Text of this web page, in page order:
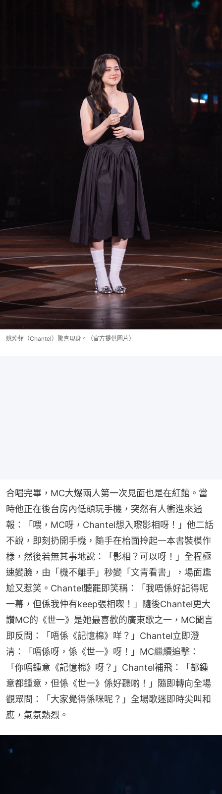
姚焯菲（Chantel）驚喜現身。（官方提供圖片）
合唱完畢，MC大爆兩人第一次見面也是在紅館。當
時他正在後台房內低頭玩手機，突然有人衝進來通
報：「喂，MC呀，Chantel想入嚟影相呀！」他二話
不說，即刻扔開手機，隨手在枱面拎起一本書裝模作
樣，然後若無其事地說：「影相？可以呀！」全程極
速變臉，由「機不離手」秒變「文青看書」，場面尷
尬又惹笑。Chantel聽罷即笑稱：「我唔係好記得呢
一幕，但係我仲有keep張相㗎！」隨後Chantel更大
讚MC的《世一》是她最喜歡的廣東歌之一，MC聞言
即反問：「唔係《記憶棉》咩？」Chantel立即澄
清：「唔係呀，係《世一》呀！」MC繼續追擊：
「你唔鍾意《記憶棉》呀？」Chantel補飛：「都鍾
意都鍾意，但係《世一》係好聽啲！」隨即轉向全場
觀眾問：「大家覺得係咪呢？」全場歌迷即時尖叫和
應，氣氛熱烈。